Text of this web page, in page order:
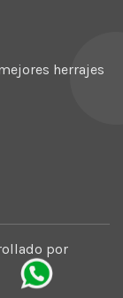
herrajes
por